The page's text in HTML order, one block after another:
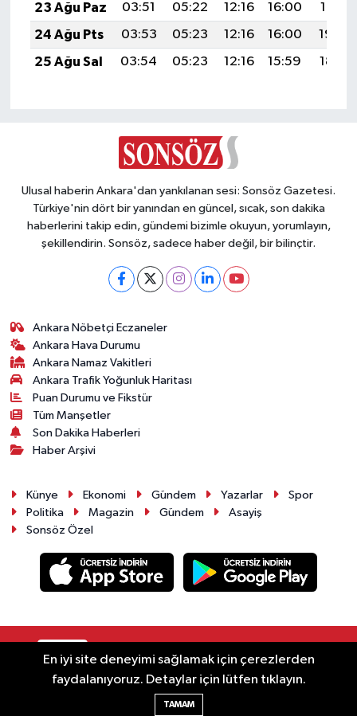
23 Ağu Paz
03:51 05:22 12:16 16:00
19:01
24 Ağu Pts
03:53 05:23 12:16 16:00
19:00
25 Ağu Sal
03:54 05:23 12:16 15:59 18:58
Ulusal haberin Ankara'dan yankılanan sesi: Sonsöz Gazetesi.
Türkiye'nin dört bir yanından en güncel, sıcak, son dakika
haberlerini takip edin, gündemi bizimle okuyun, yorumlayın,
şekillendirin. Sonsöz, sadece haber değil, bir bilinçtir.
Ankara Nöbetçi Eczaneler
Ankara Hava Durumu
Ankara Namaz Vakitleri
Ankara Trafik Yoğunluk Haritası
Puan Durumu ve Fikstür
Tüm Manşetler
Son Dakika Haberleri
Haber Arşivi
Künye Ekonomi Gündem Yazarlar
Spor
Politika
Magazin Gündem
Asayiş
Sonsöz Özel
RSS Copyright © 2025. Her hakkı saklıdır.
Haber Yazılımı:
En iyi site deneyimi sağlamak için çerezlerden
faydalanıyoruz. Detaylar için lütfen tıklayın.
TAMAM